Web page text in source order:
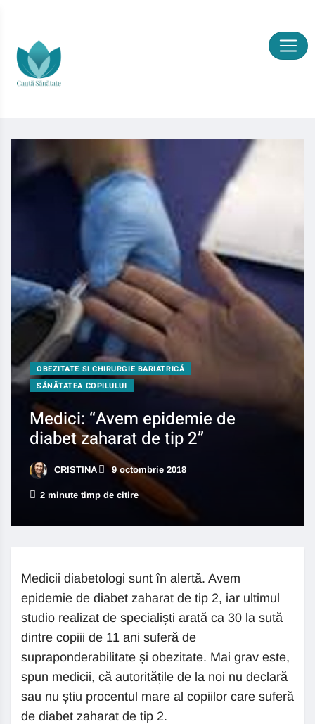
OBEZITATE SI CHIRURGIE BARIATRICĂ
SĂNĂTATEA COPILULUI
Medici: “Avem epidemie de
diabet zaharat de tip 2”
CRISTINA 9 octombrie 2018
2 minute timp de citire
Medicii diabetologi sunt în alertă. Avem
epidemie de diabet zaharat de tip 2, iar ultimul
studio realizat de specialiști arată ca 30 la sută
dintre copiii de 11 ani suferă de
supraponderabilitate și obezitate. Mai grav este,
spun medicii, că autoritățile de la noi nu declară
sau nu știu procentul mare al copiilor care suferă
de diabet zaharat de tip 2.